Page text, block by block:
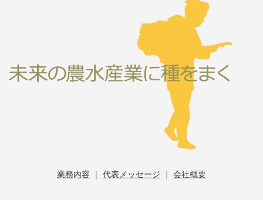
業務内容 ｜ 代表メッセージ ｜ 会社概要